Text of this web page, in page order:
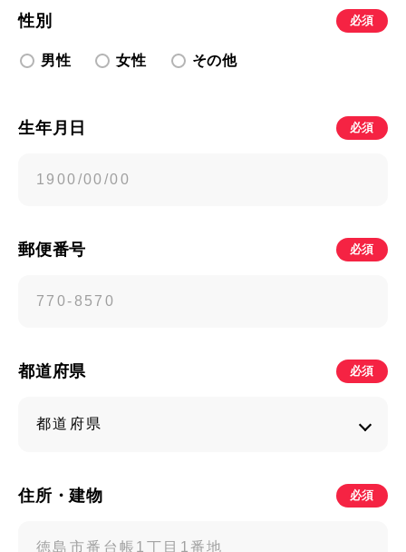
性別 必須
男性 女性 その他
生年月日 必須
郵便番号 必須
都道府県 必須
住所・建物 必須